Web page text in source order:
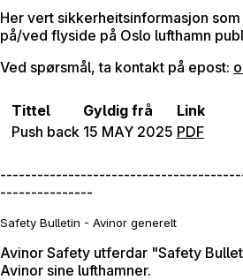
Her vert sikkerheitsinformasjon
på/ved flyside på Oslo lufthamn
Ved spørsmål, ta kontakt på epost:
Tittel Gyldig frå
Link
Push back 15 MAY 2025 PDF
---------------
Safety Bulletin - Avinor generelt
Avinor Safety utferdar "Safety
Avinor sine lufthamner.